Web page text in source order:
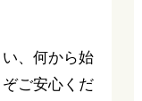
、何から始
ご安心くだ